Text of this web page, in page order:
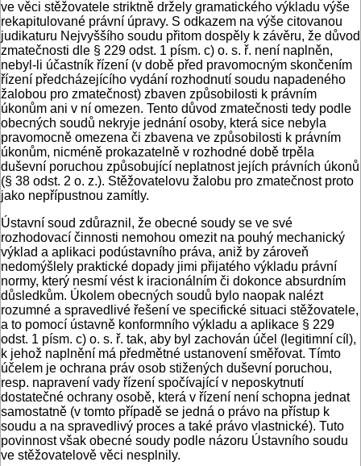
ve věci stěžovatele striktně držely gramatického výkladu výše
rekapitulované právní úpravy. S odkazem na výše citovanou
judikaturu Nejvyššího soudu přitom dospěly k závěru, že důvod
zmatečnosti dle § 229 odst. 1 písm. c) o. s. ř. není naplněn,
nebyl-li účastník řízení (v době před pravomocným skončením
řízení předcházejícího vydání rozhodnutí soudu napadeného
žalobou pro zmatečnost) zbaven způsobilosti k právním
úkonům ani v ní omezen. Tento důvod zmatečnosti tedy podle
obecných soudů nekryje jednání osoby, která sice nebyla
pravomocně omezena či zbavena ve způsobilosti k právním
úkonům, nicméně prokazatelně v rozhodné době trpěla
duševní poruchou způsobující neplatnost jejích právních úkonů
(§ 38 odst. 2 o. z.). Stěžovatelovu žalobu pro zmatečnost proto
jako nepřípustnou zamítly.
Ústavní soud zdůraznil, že obecné soudy se ve své
rozhodovací činnosti nemohou omezit na pouhý mechanický
výklad a aplikaci podústavního práva, aniž by zároveň
nedomýšlely praktické dopady jimi přijatého výkladu právní
normy, který nesmí vést k iracionálním či dokonce absurdním
důsledkům. Úkolem obecných soudů bylo naopak nalézt
rozumné a spravedlivé řešení ve specifické situaci stěžovatele,
a to pomocí ústavně konformního výkladu a aplikace § 229
odst. 1 písm. c) o. s. ř. tak, aby byl zachován účel (legitimní cíl),
k jehož naplnění má předmětné ustanovení směřovat. Tímto
účelem je ochrana práv osob stižených duševní poruchou,
resp. napravení vady řízení spočívající v neposkytnutí
dostatečné ochrany osobě, která v řízení není schopna jednat
samostatně (v tomto případě se jedná o právo na přístup k
soudu a na spravedlivý proces a také právo vlastnické). Tuto
povinnost však obecné soudy podle názoru Ústavního soudu
ve stěžovatelově věci nesplnily.